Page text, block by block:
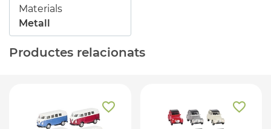
Materials
Metall
Productes relacionats